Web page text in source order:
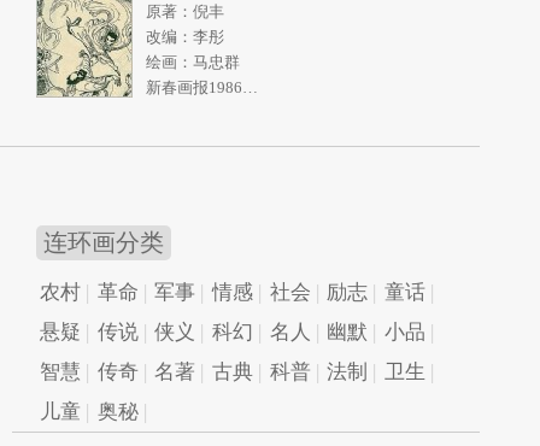
原著：倪丰
改编：李彤
绘画：马忠群
连环画分类
农村 革命 军事 情感 社会 励志
童话
悬疑
传说 侠义 科幻 名人 幽默
小品
智慧
传奇 名著 古典 科普 法制
卫生
儿童
奥秘